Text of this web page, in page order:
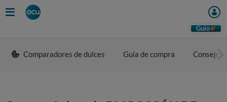
Guio
Comparadores de dulces Guía de compra Consejos